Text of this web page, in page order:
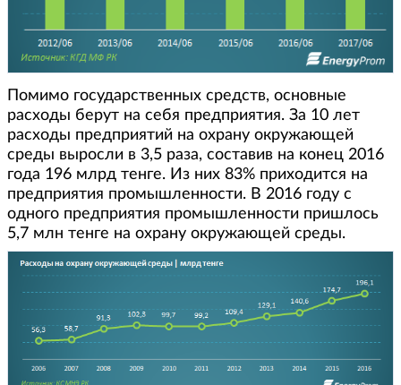
Помимо государственных средств, основные
расходы берут на себя предприятия. За 10 лет
расходы предприятий на охрану окружающей
среды выросли в 3,5 раза, составив на конец 2016
года 196 млрд тенге. Из них 83% приходится на
предприятия промышленности. В 2016 году с
одного предприятия промышленности пришлось
5,7 млн тенге на охрану окружающей среды.